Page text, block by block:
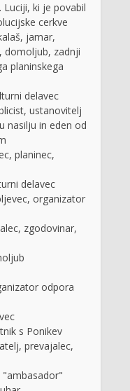
Luciji, ki je povabil
cerkve
jamar,
domoljub, zadnji
planinskega
delavec
ustanovitelj
nasilju in eden od
planinec,
delavec
organizator
zgodovinar,
odpora
s Ponikev
prevajalec,
"ambasador"